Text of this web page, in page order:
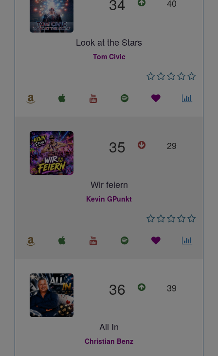
40
Look at the Stars
Tom Civic
35 29
Wir feiern
Kevin GPunkt
36 39
All In
Christian Benz